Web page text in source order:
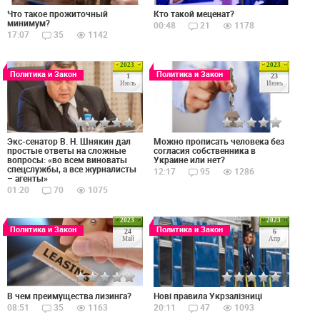
Что такое прожиточный
минимум?
17:07
35 1142
Кто такой меценат?
00:48
21 1178
2023
1
Июль
Политика и Закон
Экс-сенатор В. Н. Шнякин дал
простые ответы на сложные
вопросы: «во всем виноваты
спецслужбы, а все журналисты
– агенты»
01:20
70 1075
2023
23
Июнь
Политика и Закон
Можно прописать человека без
согласия собственника в
Украине или нет?
12:17
95 1286
2023
24
Май
Политика и Закон
В чем преимущества лизинга?
08:51
35 1163
2023
6
Апр
Политика и Закон
Нові правила Укрзалізниці
20:11
47 1093